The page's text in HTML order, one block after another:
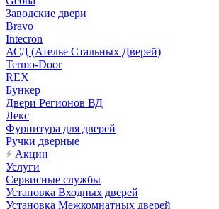
Заводские двери
Bravo
Intecron
АСД (Ателье Стальных Дверей)
Termo-Door
REX
Бункер
Двери Регионов ВД
Лекс
Фурнитура для дверей
Ручки дверные
Акции
Услуги
Сервисные службы
Установка Входных дверей
Установка Межкомнатных дверей